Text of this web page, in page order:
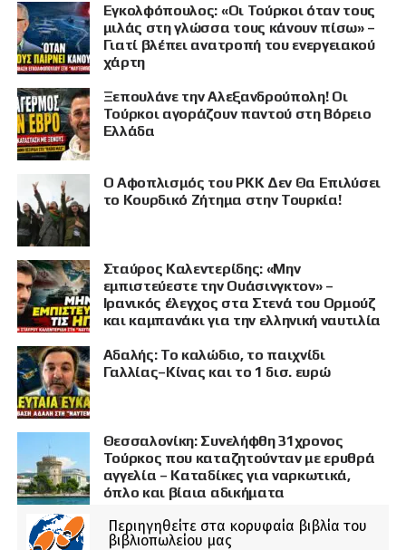
Εγκολφόπουλος: «Οι Τούρκοι όταν τους
μιλάς στη γλώσσα τους κάνουν πίσω» –
Γιατί βλέπει ανατροπή του ενεργειακού
χάρτη
Ξεπουλάνε την Αλεξανδρούπολη! Οι
Τούρκοι αγοράζουν παντού στη Βόρειο
Ελλάδα
Ο Αφοπλισμός του PKK Δεν Θα Επιλύσει
το Κουρδικό Ζήτημα στην Τουρκία!
Σταύρος Καλεντερίδης: «Μην
εμπιστεύεστε την Ουάσινγκτον» –
Ιρανικός έλεγχος στα Στενά του Ορμούζ
και καμπανάκι για την ελληνική ναυτιλία
Αδαλής: Το καλώδιο, το παιχνίδι
Γαλλίας–Κίνας και το 1 δισ. ευρώ
Θεσσαλονίκη: Συνελήφθη 31χρονος
Τούρκος που καταζητούνταν με ερυθρά
αγγελία – Καταδίκες για ναρκωτικά,
όπλο και βίαια αδικήματα
Περιηγηθείτε στα κορυφαία βιβλία του
βιβλιοπωλείου μας